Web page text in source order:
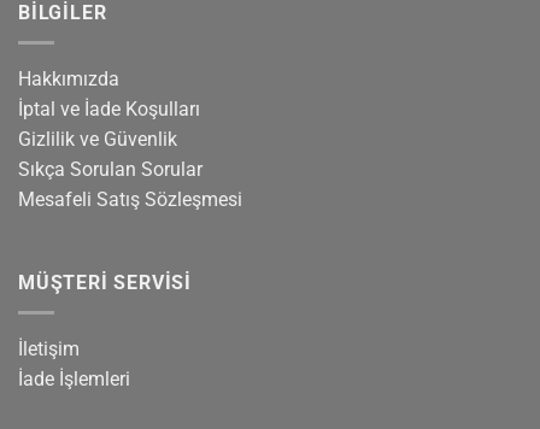
BILGILER
Hakkımızda
İptal ve İade Koşulları
Gizlilik ve Güvenlik
Sıkça Sorulan Sorular
Mesafeli Satış Sözleşmesi
MÜŞTERI SERVISI
İletişim
İade İşlemleri